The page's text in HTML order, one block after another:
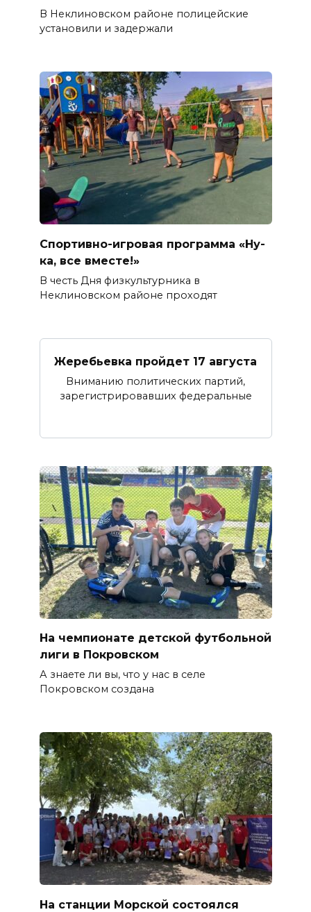
В Неклиновском районе полицейские
установили и задержали
Спортивно-игровая программа «Ну-
ка, все вместе!»
В честь Дня физкультурника в
Неклиновском районе проходят
Жеребьевка пройдет 17 августа
Вниманию политических партий,
зарегистрировавших федеральные
На чемпионате детской футбольной
лиги в Покровском
А знаете ли вы, что у нас в селе
Покровском создана
На станции Морской состоялся